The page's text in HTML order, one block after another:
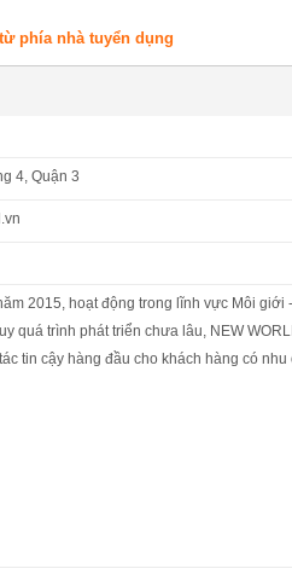
phía nhà tuyển dụng
4, Quận 3
2015, hoạt động trong lĩnh vực Môi giới
quá trình phát triển chưa lâu, NEW
tin cậy hàng đầu cho khách hàng có nhu